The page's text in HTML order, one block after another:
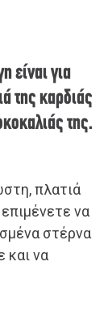
είναι για
της καρδιάς
της.
πλατιά
να
στέρνα
και να